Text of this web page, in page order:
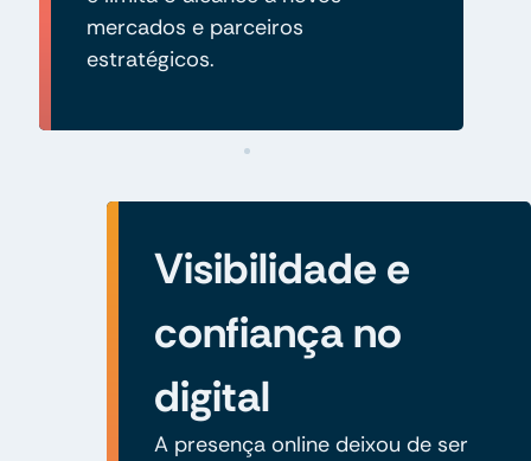
mercados e parceiros
estratégicos.
Visibilidade e
confiança no
digital
A presença online deixou de ser